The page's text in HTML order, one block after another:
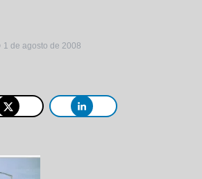
1 de agosto de 2008